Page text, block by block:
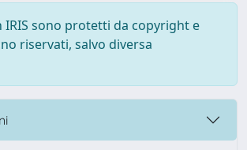
IRIS sono protetti da copyright e
riservati, salvo diversa